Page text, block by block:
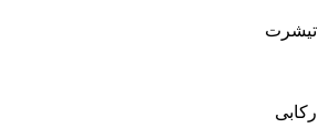
تيشرت
ركابی